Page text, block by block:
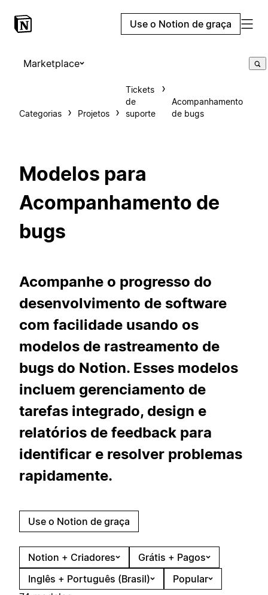
Use o Notion de graça
Marketplace
Categorias Projetos
Tickets
de
suporte
Acompanhamento
de bugs
Modelos para
Acompanhamento de
bugs
Acompanhe o progresso do
desenvolvimento de software
com facilidade usando os
modelos de rastreamento de
bugs do Notion. Esses modelos
incluem gerenciamento de
tarefas integrado, design e
relatórios de feedback para
identificar e resolver problemas
rapidamente.
Use o Notion de graça
Notion + Criadores
Grátis + Pagos
Inglês + Português (Brasil)
Popular